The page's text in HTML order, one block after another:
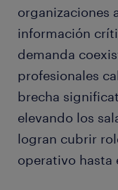
organizaciones
información
demanda
profesionales
brecha
elevando los
logran cubrir
operativo hasta